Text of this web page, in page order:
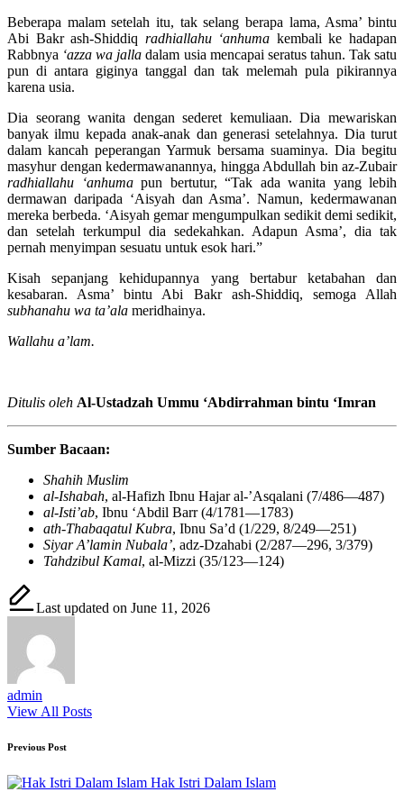
Beberapa malam setelah itu, tak selang berapa lama, Asma’ bintu
Abi Bakr ash-Shiddiq radhiallahu ‘anhuma kembali ke hadapan
Rabbnya ‘azza wa jalla dalam usia mencapai seratus tahun. Tak satu
pun di antara giginya tanggal dan tak melemah pula pikirannya
karena usia.
Dia seorang wanita dengan sederet kemuliaan. Dia mewariskan
banyak ilmu kepada anak-anak dan generasi setelahnya. Dia turut
dalam kancah peperangan Yarmuk bersama suaminya. Dia begitu
masyhur dengan kedermawanannya, hingga Abdullah bin az-Zubair
radhiallahu ‘anhumapun bertutur, “Tak ada wanita yang lebih
dermawan daripada ‘Aisyah dan Asma’. Namun, kedermawanan
mereka berbeda. ‘Aisyah gemar mengumpulkan sedikit demi sedikit,
dan setelah terkumpul dia sedekahkan. Adapun Asma’, dia tak
pernah menyimpan sesuatu untuk esok hari.”
Kisah sepanjang kehidupannya yang bertabur ketabahan dan
kesabaran. Asma’ bintu Abi Bakr ash-Shiddiq, semoga Allah
subhanahu wa ta’ala meridhainya.
Wallahu a’lam.
Ditulis oleh Al-Ustadzah Ummu ‘Abdirrahman bintu ‘Imran
Sumber Bacaan:
Shahih Muslim
al-Ishabah, al-Hafizh Ibnu Hajar al-’Asqalani (7/486—487)
al-Isti’ab, Ibnu ‘Abdil Barr (4/1781—1783)
ath-Thabaqatul Kubra, Ibnu Sa’d (1/229, 8/249—251)
Siyar A’lamin Nubala’, adz-Dzahabi (2/287—296, 3/379)
Tahdzibul Kamal, al-Mizzi (35/123—124)
Last updated on June 11, 2026
admin
View All Posts
Post
navigation
Previous Post
Hak Istri Dalam Islam